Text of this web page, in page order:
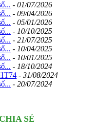
- 01/07/2026
- 09/04/2026
- 05/01/2026
- 10/10/2025
- 21/07/2025
- 10/04/2025
- 10/01/2025
- 18/10/2024
- 31/08/2024
- 20/07/2024
SẺ